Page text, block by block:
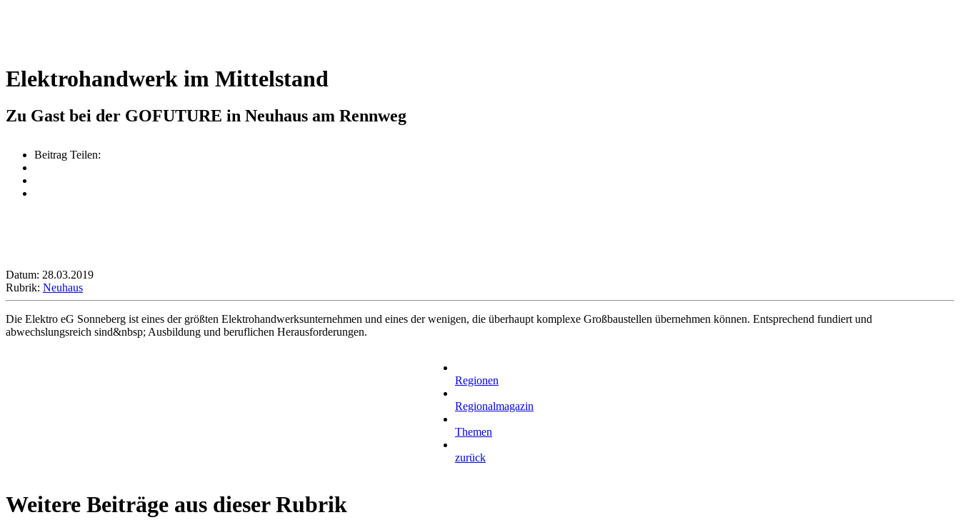
Elektrohandwerk im Mittelstand
Zu Gast bei der GOFUTURE in Neuhaus am Rennweg
Beitrag Teilen:
Datum: 28.03.2019
Rubrik: Neuhaus
Die Elektro eG Sonneberg ist eines der größten Elektrohandwerksunternehmen und eines der wenigen, die überhaupt komplexe Großbaustellen übernehmen können. Entsprechend fundiert und
abwechslungsreich sind&nbsp; Ausbildung und beruflichen Herausforderungen.
Regionen
Regionalmagazin
Themen
zurück
Weitere Beiträge aus dieser Rubrik